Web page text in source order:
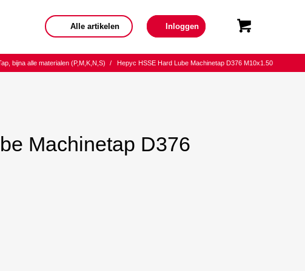
Alle artikelen Inloggen
bijna alle materialen (P,M,K,N,S) / Hepyc HSSE Hard Lube Machinetap D376 M10x1.50
Machinetap D376